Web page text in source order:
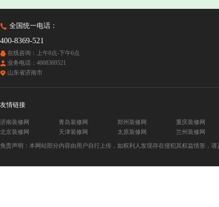
全国统一电话：
400-8369-521
在线咨询：上午8点-下午6点
业务电话：4008369521
山东省济南市
友情链接
济南装修网 青岛装修网 郑州装修网
重庆装修网
北京装修网
天津装修网 太原装修网
兰州装修网
免责声明：本网站部分内容由用户自行上传，如权利人发现存在侵犯其权益情形，